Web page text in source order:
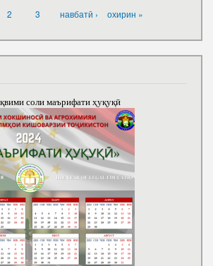
2 3 навбатӣ › охирин »
соли маърифати ҳуқуқӣ